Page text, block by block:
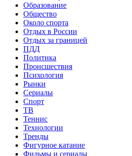
Образование
Общество
Около спорта
Отдых в России
Отдых за границей
ПДД
Политика
Происшествия
Психология
Рынки
Сериалы
Спорт
ТВ
Теннис
Технологии
Тренды
Фигурное катание
Фильмы и сериалы